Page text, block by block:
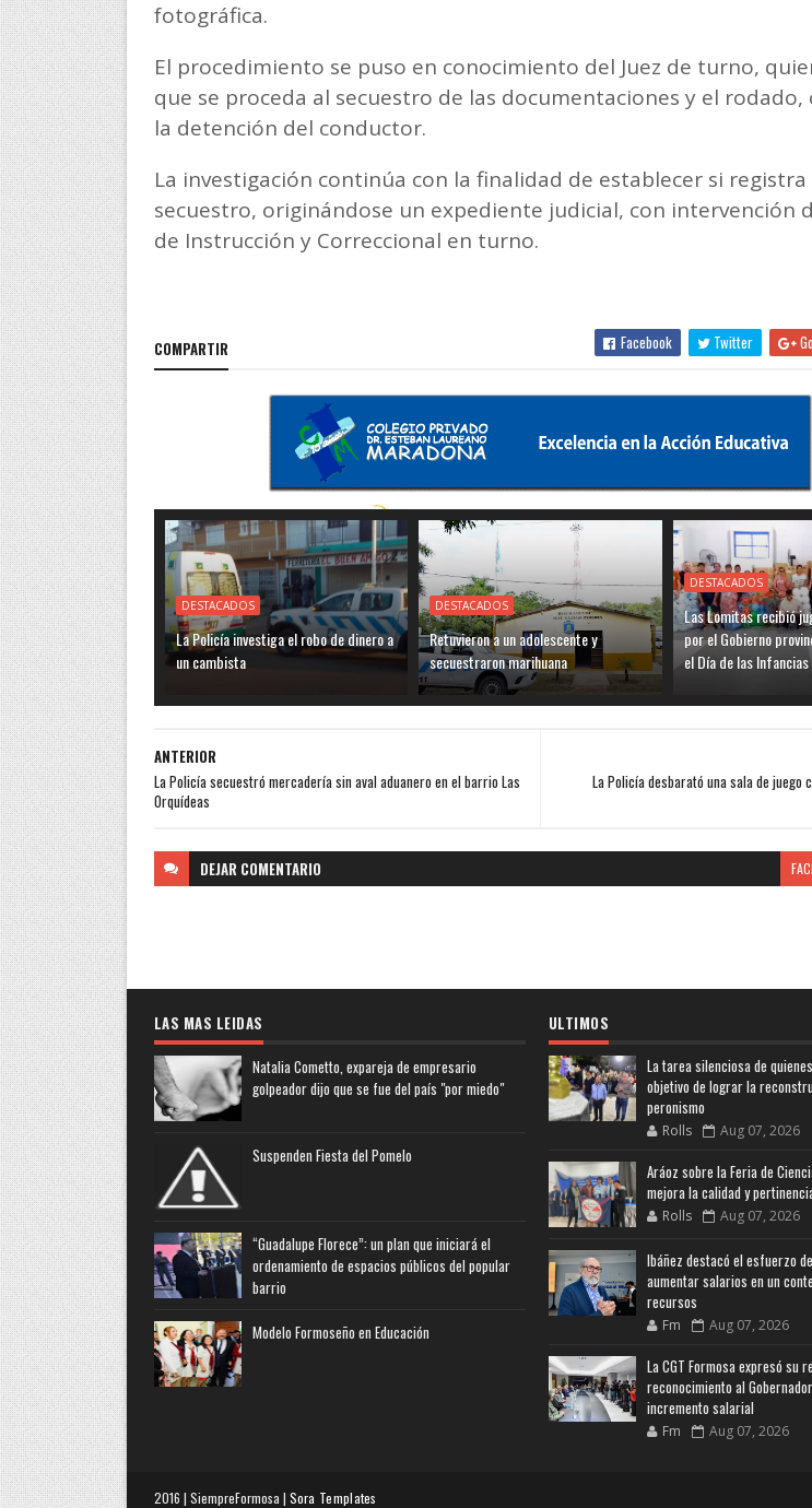
fotográfica.
El procedimiento se puso en conocimiento del Juez de turno,
que se proceda al secuestro de las documentaciones y el rodado,
la detención del conductor.
La investigación continúa con la finalidad de establecer si
secuestro, originándose un expediente judicial, con intervención
de Instrucción y Correccional en turno.
COMPARTIR Facebook Twitter
DESTACADOS
La Policía investiga el robo de dinero a
un cambista
DESTACADOS
Retuvieron a un adolescente y
secuestraron marihuana
DESTACADOS
Las Lomitas recibió
por el Gobierno
el Día de las Infancias
La Policía desbarató una sala de juego
ANTERIOR
La Policía secuestró mercadería sin aval aduanero en el barrio Las
Orquídeas
DEJAR COMENTARIO
LAS MAS LEIDAS
Natalia Cometto, expareja de empresario
golpeador dijo que se fue del país "por miedo"
Suspenden Fiesta del Pomelo
“Guadalupe Florece”: un plan que iniciará el
ordenamiento de espacios públicos del popular
barrio
Modelo Formoseño en Educación
ULTIMOS
La tarea silenciosa de
objetivo de lograr la
peronismo
Rolls Aug 07, 2026
Aráoz sobre la Feria de
mejora la calidad y
Rolls Aug 07, 2026
Ibáñez destacó el esfuerzo
aumentar salarios en un
recursos
Fm Aug 07, 2026
La CGT Formosa expresó su
reconocimiento al
incremento salarial
Fm Aug 07, 2026
2016 | SiempreFormosa | Sora Templates